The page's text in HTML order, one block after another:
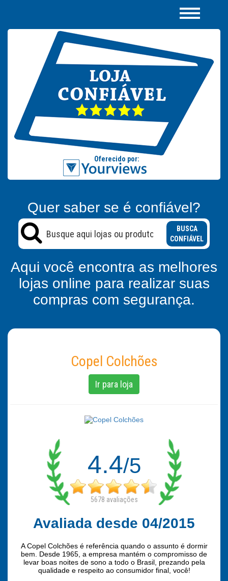
Quer saber se é confiável?
BUSCA
CONFIÁVEL
Aqui você encontra as melhores
lojas online para realizar suas
compras com segurança.
Copel Colchões
Ir para loja
4.4/5
5678 avaliações
Avaliada desde 04/2015
A Copel Colchões é referência quando o assunto é dormir
bem. Desde 1965, a empresa mantém o compromisso de
levar boas noites de sono a todo o Brasil, prezando pela
qualidade e respeito ao consumidor final, você!